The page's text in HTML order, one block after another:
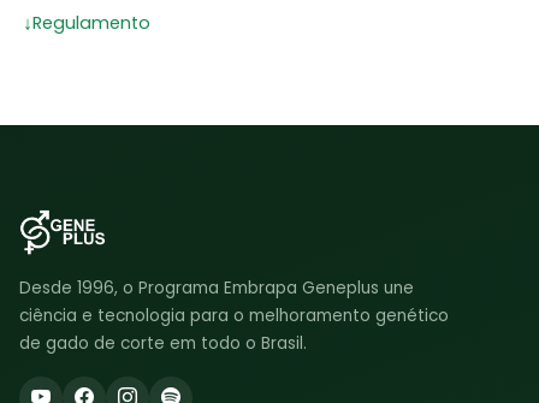
Regulamento
Desde 1996, o Programa Embrapa Geneplus une
ciência e tecnologia para o melhoramento genético
de gado de corte em todo o Brasil.